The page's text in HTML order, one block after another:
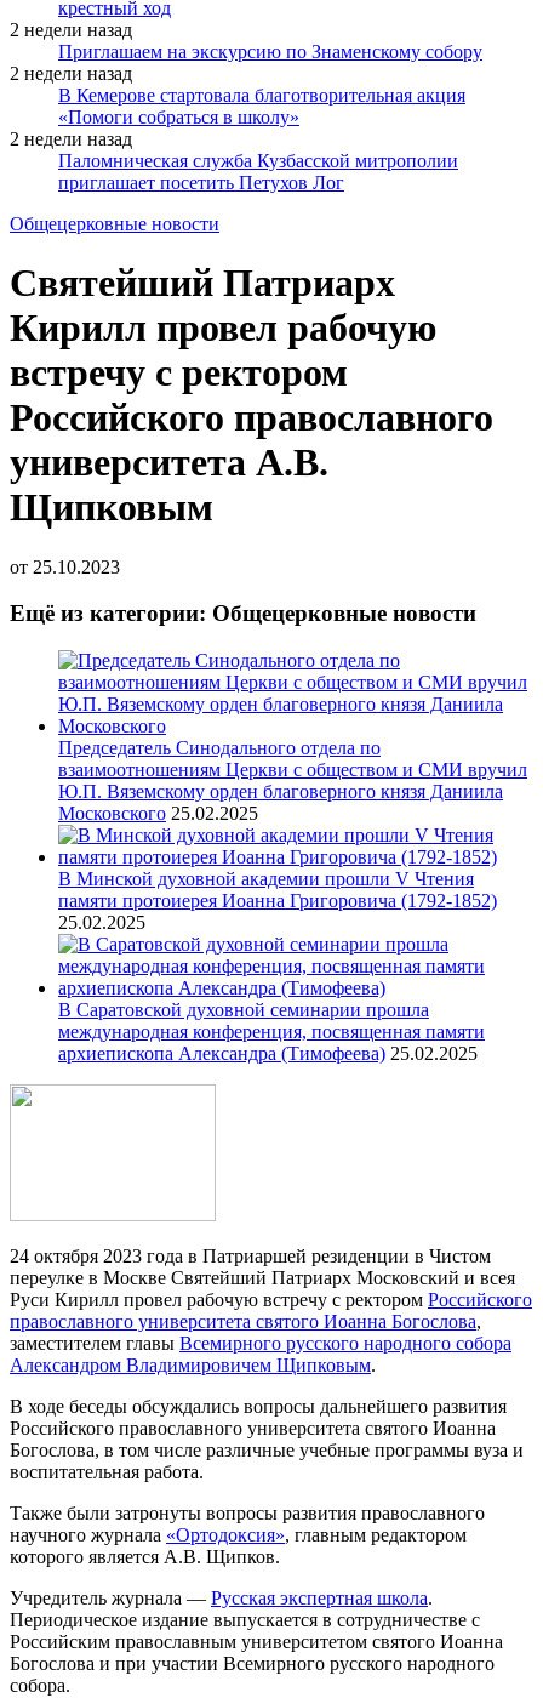
крестный ход
2 недели назад
Приглашаем на экскурсию по Знаменскому собору
2 недели назад
В Кемерове стартовала благотворительная акция
«Помоги собраться в школу»
2 недели назад
Паломническая служба Кузбасской митрополии
приглашает посетить Петухов Лог
Общецерковные новости
Святейший Патриарх
Кирилл провел рабочую
встречу с ректором
Российского православного
университета А.В.
Щипковым
от 25.10.2023
Ещё из категории: Общецерковные новости
Председатель Синодального отдела по
взаимоотношениям Церкви с обществом и СМИ вручил
Ю.П. Вяземскому орден благоверного князя Даниила
Московского 25.02.2025
В Минской духовной академии прошли V Чтения
памяти протоиерея Иоанна Григоровича (1792-1852)
25.02.2025
В Саратовской духовной семинарии прошла
международная конференция, посвященная памяти
архиепископа Александра (Тимофеева) 25.02.2025
24 октября 2023 года в Патриаршей резиденции в Чистом
переулке в Москве Святейший Патриарх Московский и всея
Руси Кирилл провел рабочую встречу с ректором Российского
православного университета святого Иоанна Богослова,
заместителем главы Всемирного русского народного собора
Александром Владимировичем Щипковым.
В ходе беседы обсуждались вопросы дальнейшего развития
Российского православного университета святого Иоанна
Богослова, в том числе различные учебные программы вуза и
воспитательная работа.
Также были затронуты вопросы развития православного
научного журнала «Ортодоксия», главным редактором
которого является А.В. Щипков.
Учредитель журнала — Русская экспертная школа.
Периодическое издание выпускается в сотрудничестве с
Российским православным университетом святого Иоанна
Богослова и при участии Всемирного русского народного
собора.